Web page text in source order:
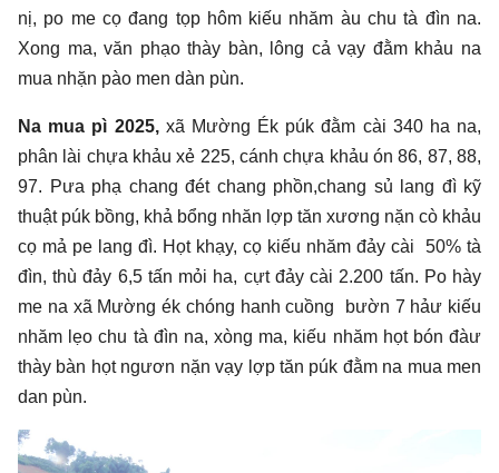
nị, po me cọ đang tọp hôm kiếu nhăm àu chu tà đìn na.
Xong ma, văn phạo thày bàn, lông cả vạy đằm khảu na
mua nhặn pào men dàn pùn.
Na mua pì 2025, xã Mường Ék púk đằm cài 340 ha na,
phân lài chựa khảu xẻ 225, cánh chựa khảu ón 86, 87, 88,
97. Pưa phạ chang đét chang phồn,chang sủ lang đì kỹ
thuật púk bồng, khả bổng nhăn lợp tăn xương nặn cò khảu
cọ mả pe lang đì. Họt khạy, cọ kiếu nhăm đảy cài 50% tà
đìn, thù đảy 6,5 tấn mỏi ha, cựt đảy cài 2.200 tấn. Po hày
me na xã Mường ék chóng hanh cuồng bườn 7 hảư kiếu
nhăm lẹo chu tà đìn na, xòng ma, kiếu nhăm họt bón đàư
thày bàn họt ngươn nặn vạy lợp tăn púk đằm na mua men
dan pùn.